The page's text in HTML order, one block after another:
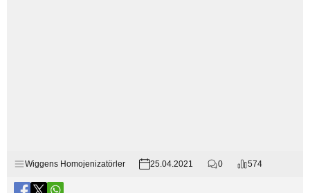
Wiggens Homojenizatörler 25.04.2021 0 574